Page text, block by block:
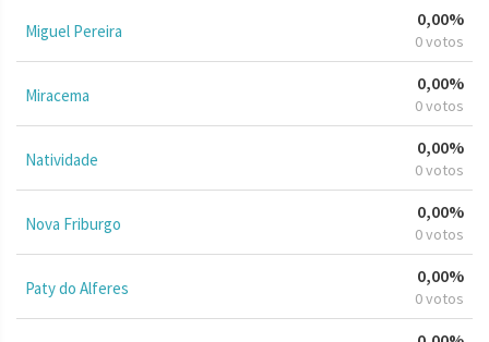
Miguel Pereira
0,00%
0 votos
Miracema
0,00%
0 votos
Natividade
0,00%
0 votos
Nova Friburgo
0,00%
0 votos
Paty do Alferes
0,00%
0 votos